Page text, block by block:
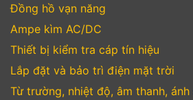
Đồng hồ vạn năng
Ampe kìm AC/DC
Thiết bị kiểm tra cáp tín hiệu
Lắp đặt và bảo trì điện mặt trời
Từ trường, nhiệt độ, âm thanh,